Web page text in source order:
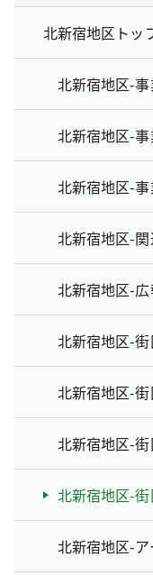
北新宿地区トッ
北新宿地区-
北新宿地区-
北新宿地区-
北新宿地区-
北新宿地区-
北新宿地区-
北新宿地区-
北新宿地区-
北新宿地区-
北新宿地区-